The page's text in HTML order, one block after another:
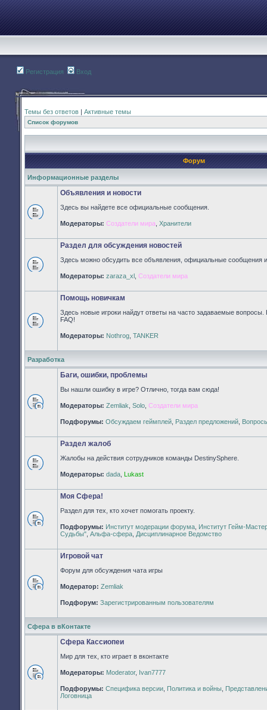
Регистрация Вход
Темы без ответов | Активные темы
Список форумов
Форум
Информационные разделы
Нет
непрочитанных
Объявления и новости
Здесь вы найдете все официальные сообщения.
Модераторы: Создатели мира Хранители
Нет
непрочитанных
Раздел для обсуждения новостей
Здесь можно обсудить все объявления, официальные сообщения и
Модераторы: zaraza_xl Создатели мира
непрочитанных
Помощь новичкам
Здесь новые игроки найдут ответы на часто задаваемые вопросы.
FAQ!
Модераторы: Nothrog TANKER
Разработка
непрочитанных
сообщений
Баги, ошибки, проблемы
Вы нашли ошибку в игре? Отлично, тогда вам сюда!
Модераторы: Zemliak Solo Создатели мира
Подфорумы: Обсуждаем геймплей Раздел предложений
Нет
непрочитанных
Раздел жалоб
Жалобы на действия сотрудников команды DestinySphere.
Модераторы: dada Lukast
Нет
непрочитанных
Моя Сфера!
Раздел для тех, кто хочет помогать проекту.
Подфорумы: Институт модерации форума Институт Гейм-
Судьбы" Альфа-сфера Дисциплинарное Ведомство
непрочитанных
сообщений
Игровой чат
Форум для обсуждения чата игры
Модератор: Zemliak
Подфорум: Зарегистрированным пользователям
Сфера в вКонтакте
непрочитанных
сообщений
Сфера Кассиопеи
Мир для тех, кто играет в вконтакте
Модераторы: Moderator, Ivan7777
Подфорумы: Специфика версии Политика и войны
Логовница